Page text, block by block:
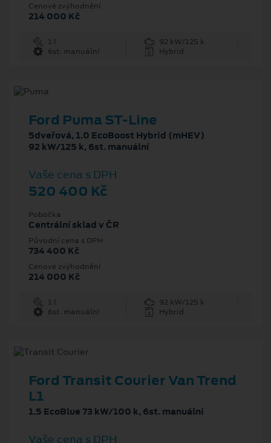
Cenové zvýhodnění
214 000 Kč
1 l
92 kW/125 k
6st. manuální
Hybrid
Ford Puma ST-Line
5dveřová, 1.0 EcoBoost Hybrid (mHEV)
92 kW/125 k, 6st. manuální
Vaše cena s DPH
520 400 Kč
Pobočka
Centrální sklad v ČR
Původní cena s DPH
734 400 Kč
Cenové zvýhodnění
214 000 Kč
1 l
92 kW/125 k
6st. manuální
Hybrid
Ford Transit Courier Van Trend
L1
1.5 EcoBlue 73 kW/100 k, 6st. manuální
Vaše cena s DPH